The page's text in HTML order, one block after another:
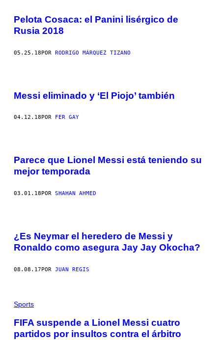
Pelota Cosaca: el Panini lisérgico de
Rusia 2018
05.25.18POR RODRIGO MÁRQUEZ TIZANO
Messi eliminado y ‘El Piojo’ también
04.12.18 POR FER GAY
Parece que Lionel Messi está teniendo su
mejor temporada
03.01.18POR SHAHAN AHMED
¿Es Neymar el heredero de Messi y
Ronaldo como asegura Jay Jay Okocha?
08.08.17POR JUAN REGIS
Sports
FIFA suspende a Lionel Messi cuatro
partidos por insultos contra el árbitro